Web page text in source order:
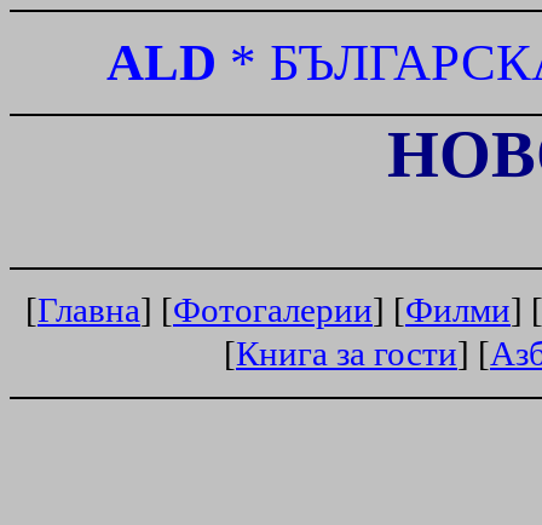
ALD *
[Главна] [Фотогалерии] [Филми] [
[Книга за гости] [